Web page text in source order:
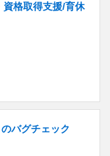
格取得支援/育休
バグチェック